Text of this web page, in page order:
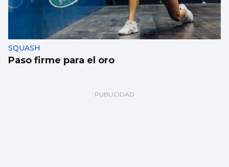
SQUASH
Paso firme para el oro